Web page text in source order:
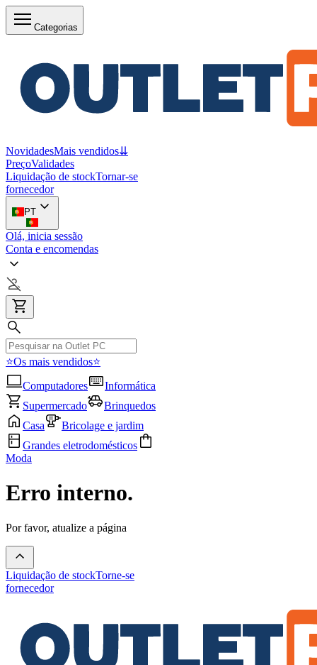
Categorias
NovidadesMais vendidos⇊
PreçoValidades
Liquidação de stockTornar-se
fornecedor
PT
Olá, inicia sessão
Conta e encomendas
⭐Os mais vendidos⭐
Computadores
Informática
Supermercado
Brinquedos
Casa
Bricolage e jardim
Grandes eletrodomésticos
Moda
Erro interno.
Por favor, atualize a página
Liquidação de stockTorne-se
fornecedor